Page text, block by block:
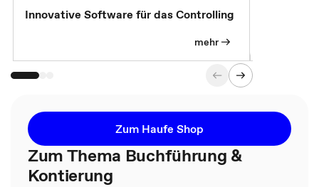
Innovative Software für das Controlling
mehr
Zum Haufe Shop
Zum Thema Buchführung &
Kontierung